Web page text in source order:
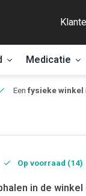
Medicatie
Een fysieke winkel
Op voorraad (14)
in de winkel